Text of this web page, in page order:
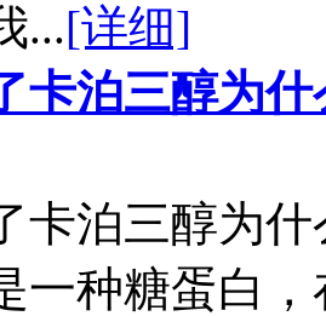
...[详细]
卡泊三醇为
卡泊三醇为
一种糖蛋白